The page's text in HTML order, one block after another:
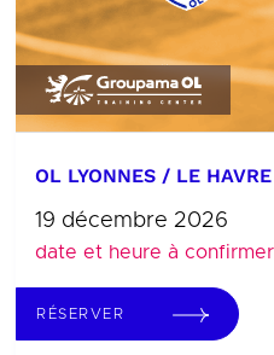
OL LYONNES / LE
19 décembre 2026
date et heure à confirmer
RÉSERVER